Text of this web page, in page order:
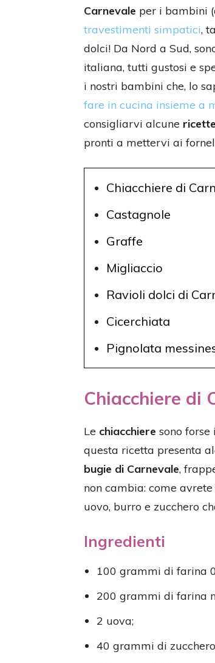
Carnevale per i bambini
travestimenti simpatici,
dolci! Da Nord a Sud,
italiana, tutti gustosi e
i nostri bambini che, lo
fare in cucina insieme a
consigliarvi alcune
pronti a mettervi ai
Chiacchiere di
Castagnole
Graffe
Migliaccio
Ravioli dolci di
Cicerchiata
Pignolata
Chiacchiere di
Le chiacchiere sono forse
questa ricetta presenta
bugie di Carnevale,
non cambia: come
uovo, burro e zucchero
Ingredienti
100 grammi di farina
200 grammi di farina
2 uova;
40 grammi di